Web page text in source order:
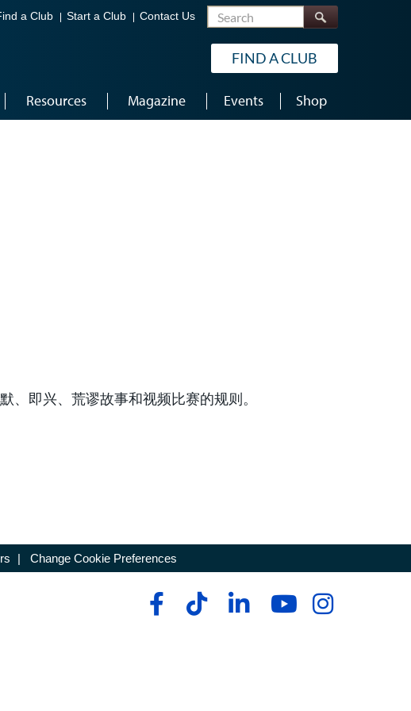
a Club Start a Club Contact Us Search
FIND A CLUB
Resources Magazine Events Shop
、即兴、荒谬故事和视频比赛的规则。
| Change Cookie Preferences